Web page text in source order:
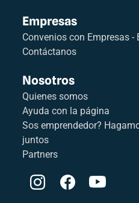
Empresas
Convenios con Empresas -
Contáctanos
Nosotros
Quienes somos
Ayuda con la página
Sos emprendedor?
juntos
Partners